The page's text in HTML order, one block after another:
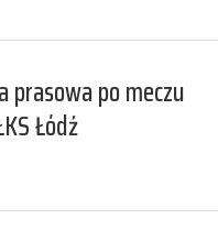
prasowa po meczu
Łódź